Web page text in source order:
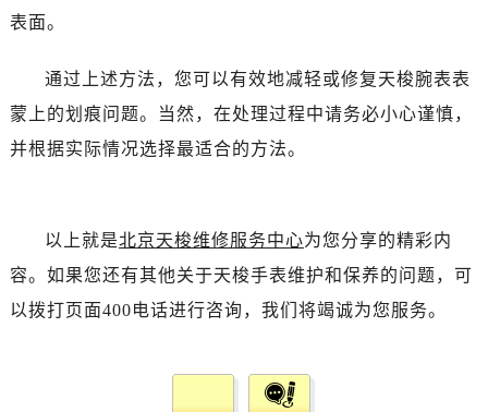
表面。
通过上述方法，您可以有效地减轻或修复天梭腕表表
蒙上的划痕问题。当然，在处理过程中请务必小心谨慎，
并根据实际情况选择最适合的方法。
以上就是北京天梭维修服务中心为您分享的精彩内
容。如果您还有其他关于天梭手表维护和保养的问题，可
以拨打页面400电话进行咨询，我们将竭诚为您服务。